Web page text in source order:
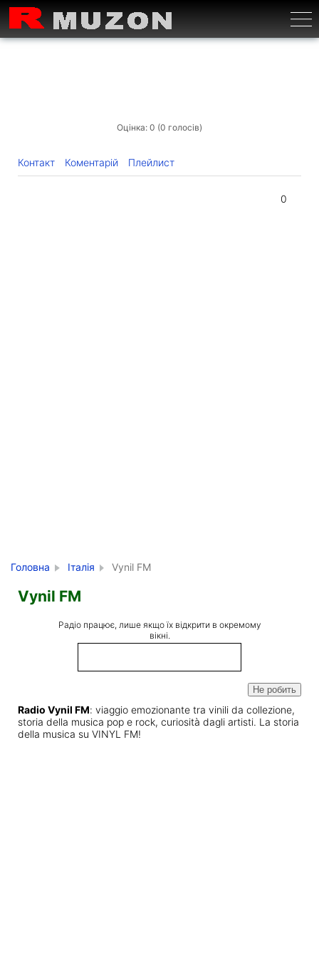
Оцінка: 0 (0 голосів)
Контакт Коментарій Плейлист
0
Головна Італія Vynil FM
Vynil FM
Радіо працює, лише якщо їх відкрити в окремому
вікні.
Не робить
Radio Vynil FM: viaggio emozionante tra vinili da collezione,
storia della musica pop e rock, curiosità dagli artisti. La storia
della musica su VINYL FM!